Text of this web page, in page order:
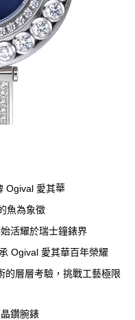
Ogival 愛其華
魚為象徵
活耀於瑞士鐘錶界
Ogival 愛其華百年榮耀
的層層考驗，挑戰工藝極限
鑽腕錶